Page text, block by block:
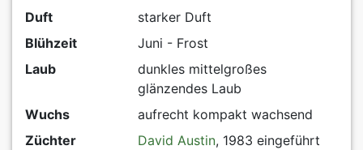
Duft
starker Duft
Blühzeit
Juni - Frost
Laub
dunkles mittelgroßes
glänzendes Laub
Wuchs
aufrecht kompakt wachsend
Züchter
David Austin, 1983 eingeführt